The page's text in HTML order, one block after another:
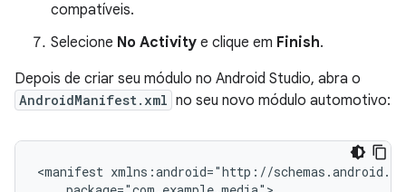
compatíveis.
Selecione No Activity e clique em Finish.
Depois de criar seu módulo no Android Studio, abra o
AndroidManifest.xml no seu novo módulo automotivo:
<manifest